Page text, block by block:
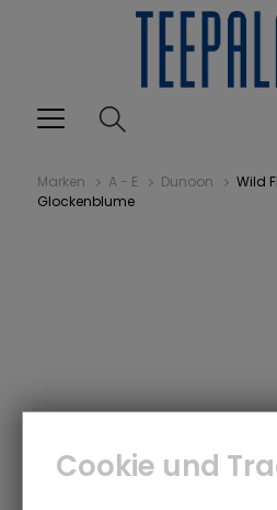
Marken A - E Dunoon
Wild
Glockenblume
Cookie und